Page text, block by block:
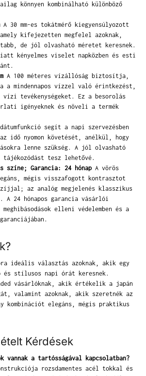
könnyen kombinálható különböző
A 30 mm-es tokátmérő kiegyensúlyozott
kifejezetten megfelel azoknak,
de jól olvasható méretet keresnek.
kényelmes viselet napközben és esti
A 100 méteres vízállóság biztosítja,
a mindennapos vízzel való érintkezést,
vízi tevékenységeket. Ez a besorolás
igényeknek és növeli a termék
segít a napi szervezésben
idő nyomon követését, anélkül, hogy
lenne szükség. A jól olvasható
tájékozódást tesz lehetővé.
színe; Garancia: 24 hónap A vörös
mégis visszafogott kontrasztot
az analóg megjelenés klasszikus
A 24 hónapos garancia vásárlói
elleni védelemben és a
ideális választás azoknak, akik egy
és stílusos napi órát keresnek.
vásárlóknak, akik értékelik a japán
valamint azoknak, akik szeretnék az
kombinációt elegáns, mégis praktikus
Kérdések
vannak a tartósságával kapcsolatban?
rozsdamentes acél tokkal és